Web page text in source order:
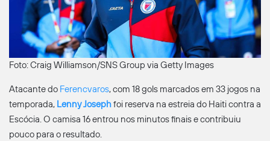
Foto: Craig Williamson/SNS Group via Getty Images
Atacante do Ferencvaros, com 18 gols marcados em 33 jogos na
temporada, Lenny Josephfoi reserva na estreia do Haiti contra a
Escócia. O camisa 16 entrou nos minutos finais e contribuiu
pouco para o resultado.